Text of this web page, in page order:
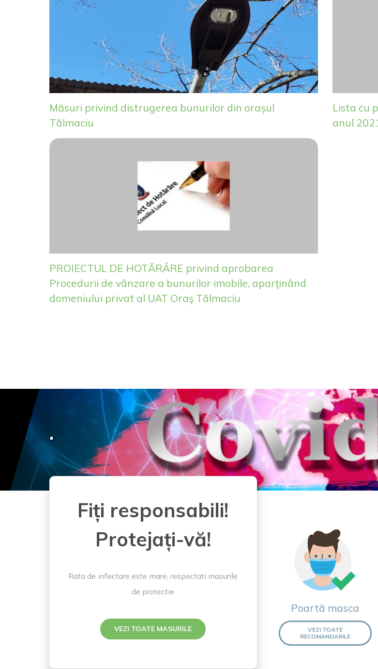
Măsuri privind distrugerea bunurilor din orașul
Tălmaciu
Lista cu
anul
PROIECTUL DE HOTĂRÂRE privind aprobarea
Procedurii de vânzare a bunurilor imobile, aparţinând
domeniului privat al UAT Oraş Tălmaciu
.
Fiți responsabili!
Protejați-vă!
Rata de infectare este mare, respectati masurile
de protectie
VEZI TOATE MASURILE
Poartă masca
VEZI TOATE
RECOMANDARILE